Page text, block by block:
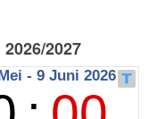
2027